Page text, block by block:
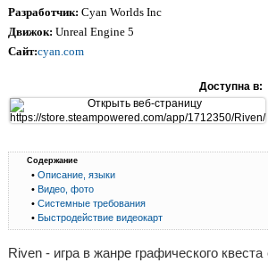
Разработчик: Cyan Worlds Inc
Движок: Unreal Engine 5
Сайт:cyan.com
Доступна в:
Содержание
• Описание, языки
• Видео, фото
• Системные требования
• Быстродействие видеокарт
Riven - игра в жанре графического